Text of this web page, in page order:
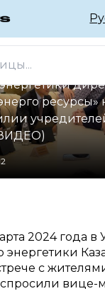
встрече с вице-
ресурсы»
2024 года в
с
вице-